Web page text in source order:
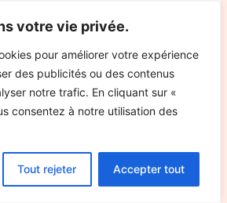
votre vie privée.
pour améliorer votre expérience
des publicités ou des contenus
notre trafic. En cliquant sur «
consentez à notre utilisation des
Tout rejeter Accepter tout